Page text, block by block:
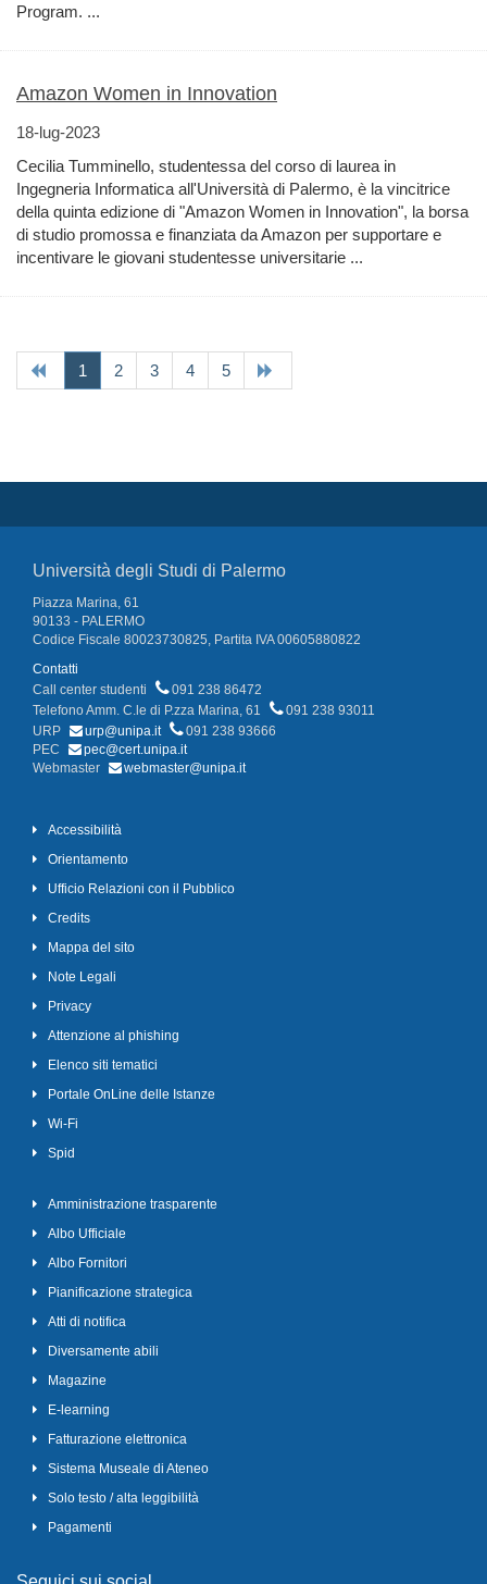
Program. ...
Amazon Women in Innovation
18-lug-2023
Cecilia Tumminello, studentessa del corso di laurea in
Ingegneria Informatica all'Università di Palermo, è la vincitrice
della quinta edizione di "Amazon Women in Innovation", la borsa
di studio promossa e finanziata da Amazon per supportare e
incentivare le giovani studentesse universitarie ...
1 (current)
2 3 4 5
Università degli Studi di Palermo
Piazza Marina, 61
90133 - PALERMO
Codice Fiscale 80023730825, Partita IVA 00605880822
Contatti
Call center studenti
091 238 86472
Telefono Amm. C.le di P.zza Marina, 61
091 238 93011
URP
urp@unipa.it
091 238 93666
PEC
pec@cert.unipa.it
Webmaster
webmaster@unipa.it
Accessibilità
Orientamento
Ufficio Relazioni con il Pubblico
Credits
Mappa del sito
Note Legali
Privacy
Attenzione al phishing
Elenco siti tematici
Portale OnLine delle Istanze
Wi-Fi
Spid
Amministrazione trasparente
Albo Ufficiale
Albo Fornitori
Pianificazione strategica
Atti di notifica
Diversamente abili
Magazine
E-learning
Fatturazione elettronica
Sistema Museale di Ateneo
Solo testo / alta leggibilità
Pagamenti